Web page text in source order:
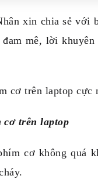
xin chia sẻ với
mê, lời
cơ trên laptop cực
cơ trên laptop
cơ không quá